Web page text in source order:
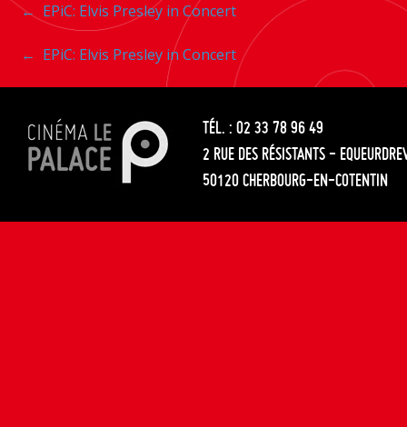
Navigation
entre
les
articles
← EPiC: Elvis Presley in Concert
Navigation
entre
les
articles
← EPiC: Elvis Presley in Concert
TÉL. : 02 33 78 96 49
2 RUE DES RÉSISTANTS -
50120 CHERBOURG-EN-COTENTIN